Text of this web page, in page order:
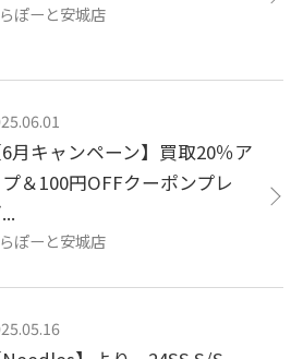
ぽーと安城店
6月キャンペーン】買取20％ア
プ＆100円OFFクーポンプレ
ぽーと安城店